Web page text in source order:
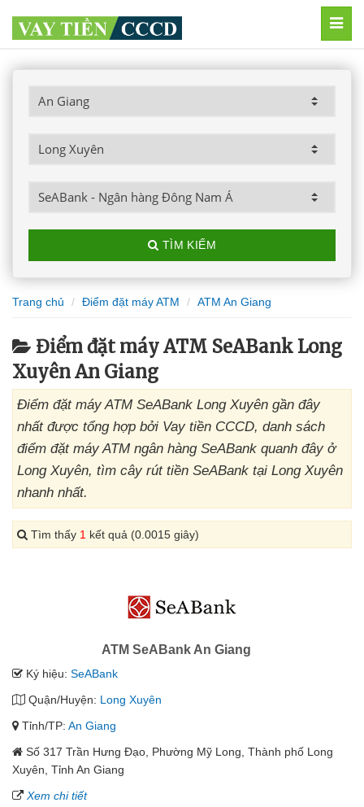
TÌM KIẾM
Trang chủ Điểm đặt máy ATM ATM An Giang
Điểm đặt máy ATM SeABank Long
Xuyên An Giang
Điểm đặt máy ATM SeABank Long Xuyên gần đây
nhất được tổng hợp bởi Vay tiền CCCD, danh sách
điểm đặt máy ATM ngân hàng SeABank quanh đây ở
Long Xuyên, tìm cây rút tiền SeABank tại Long Xuyên
nhanh nhất.
Tìm thấy 1 kết quả (0.0015 giây)
ATM SeABank An Giang
Ký hiệu: SeABank
Quận/Huyện: Long Xuyên
Tỉnh/TP: An Giang
Số 317 Trần Hưng Đạo, Phường Mỹ Long, Thành phố Long
Xuyên, Tỉnh An Giang
Xem chi tiết